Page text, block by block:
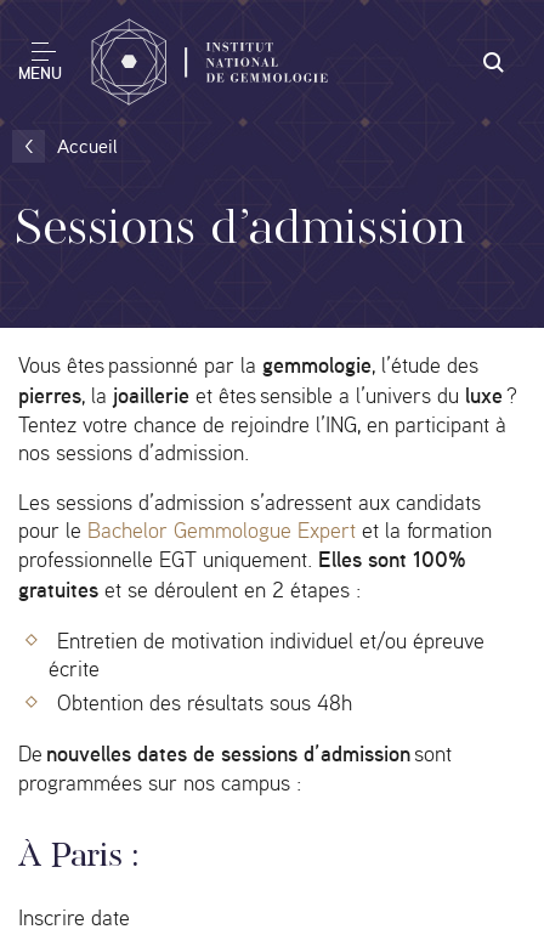
MENU
Accueil
Sessions d’admission
Vous êtes passionné par la gemmologie, l’étude des
pierres, la joaillerie et êtes sensible a l’univers du luxe?
Tentez votre chance de rejoindre l’ING, en participant à
nos sessions d’admission.
Les sessions d’admission s’adressent aux candidats
pour le Bachelor Gemmologue Expert et la formation
professionnelle EGT uniquement. Elles sont 100%
gratuites et se déroulent en 2 étapes :
Entretien de motivation individuel et/ou épreuve
écrite
Obtention des résultats sous 48h
De nouvelles dates de sessions d’admissionsont
programmées sur nos campus :
À Paris :
Inscrire date